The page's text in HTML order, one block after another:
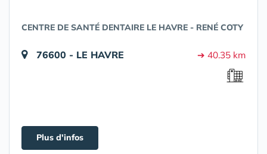
CENTRE DE SANTÉ DENTAIRE LE HAVRE - RENÉ COTY
76600 - LE HAVRE ➔ 40.35 km
Plus d'infos